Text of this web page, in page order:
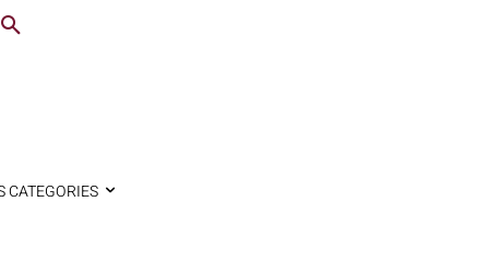
CATEGORIES